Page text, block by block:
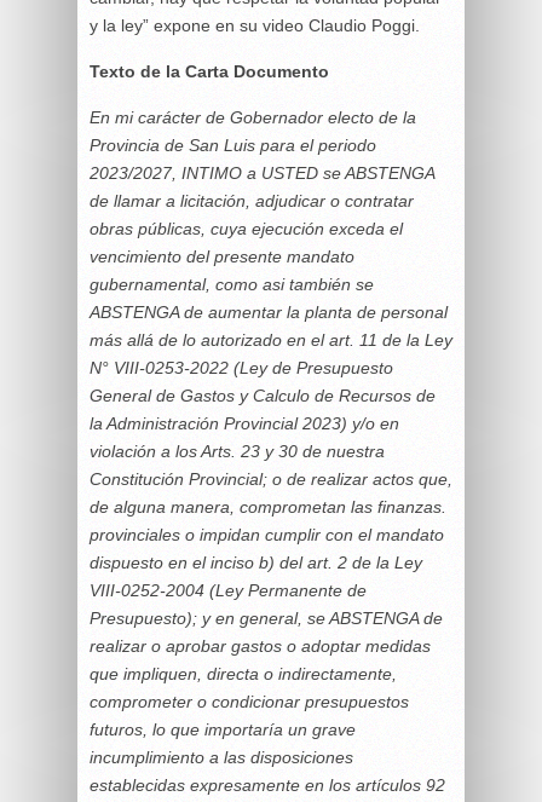
y la ley” expone en su video Claudio Poggi.
Texto de la Carta Documento
En mi carácter de Gobernador electo de la
Provincia de San Luis para el periodo
2023/2027, INTIMO a USTED se ABSTENGA
de llamar a licitación, adjudicar o contratar
obras públicas, cuya ejecución exceda el
vencimiento del presente mandato
gubernamental, como asi también se
ABSTENGA de aumentar la planta de personal
más allá de lo autorizado en el art. 11 de la Ley
N° VIII-0253-2022 (Ley de Presupuesto
General de Gastos y Calculo de Recursos de
la Administración Provincial 2023) y/o en
violación a los Arts. 23 y 30 de nuestra
Constitución Provincial; o de realizar actos que,
de alguna manera, comprometan las finanzas.
provinciales o impidan cumplir con el mandato
dispuesto en el inciso b) del art. 2 de la Ley
VIII-0252-2004 (Ley Permanente de
Presupuesto); y en general, se ABSTENGA de
realizar o aprobar gastos o adoptar medidas
que impliquen, directa o indirectamente,
comprometer o condicionar presupuestos
futuros, lo que importaría un grave
incumplimiento a las disposiciones
establecidas expresamente en los artículos 92